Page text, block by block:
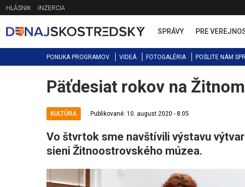
Jump
to
navigation
HLÁSNIK INZERCIA
SPRÁVY PRE
PONUKA PROGRAMOV VIDEÁ FOTOGALÉRIA POŠLITE NÁM
Back
to
Päťdesiat rokov na
KULTÚRA Publikované: 10. august 2020 - 8:05
Vo štvrtok sme navštívili výstavu
sieni Žitnoostrovského múzea.